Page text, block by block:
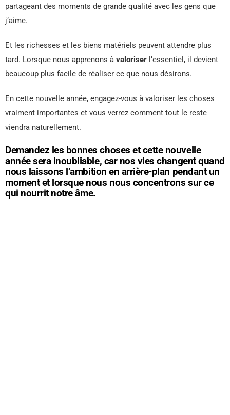
partageant des moments de grande qualité avec les gens que
j’aime.
Et les richesses et les biens matériels peuvent attendre plus
tard. Lorsque nous apprenons à valoriser l’essentiel, il devient
beaucoup plus facile de réaliser ce que nous désirons.
En cette nouvelle année, engagez-vous à valoriser les choses
vraiment importantes et vous verrez comment tout le reste
viendra naturellement.
Demandez les bonnes choses et cette nouvelle
année sera inoubliable, car nos vies changent quand
nous laissons l’ambition en arrière-plan pendant un
moment et lorsque nous nous concentrons sur ce
qui nourrit notre âme.